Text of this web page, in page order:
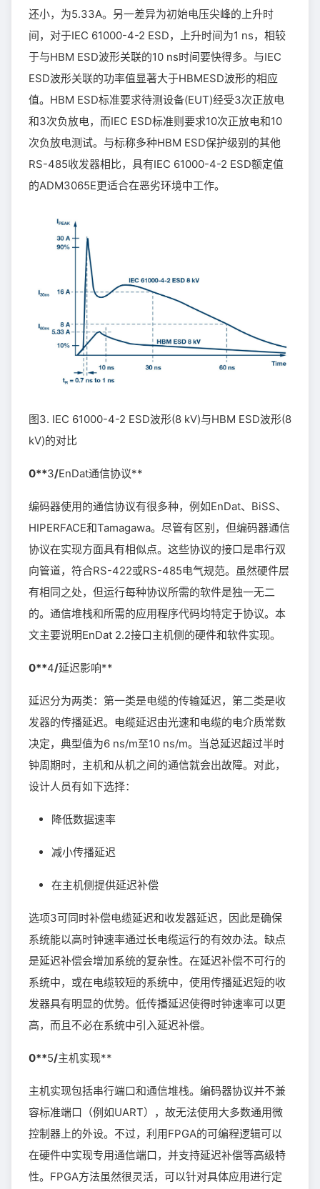
还小，为5.33A。另一差异为初始电压尖峰的上升时
间，对于IEC 61000-4-2 ESD，上升时间为1 ns，相较
于与HBM ESD波形关联的10 ns时间要快得多。与IEC
ESD波形关联的功率值显著大于HBMESD波形的相应
值。HBM ESD标准要求待测设备(EUT)经受3次正放电
和3次负放电，而IEC ESD标准则要求10次正放电和10
次负放电测试。与标称多种HBM ESD保护级别的其他
RS-485收发器相比，具有IEC 61000-4-2 ESD额定值
的ADM3065E更适合在恶劣环境中工作。
图3. IEC 61000-4-2 ESD波形(8 kV)与HBM ESD波形(8
kV)的对比
0**3/EnDat通信协议**
编码器使用的通信协议有很多种，例如EnDat、BiSS、
HIPERFACE和Tamagawa。尽管有区别，但编码器通信
协议在实现方面具有相似点。这些协议的接口是串行双
向管道，符合RS-422或RS-485电气规范。虽然硬件层
有相同之处，但运行每种协议所需的软件是独一无二
的。通信堆栈和所需的应用程序代码均特定于协议。本
文主要说明EnDat 2.2接口主机侧的硬件和软件实现。
0**4/延迟影响**
延迟分为两类：第一类是电缆的传输延迟，第二类是收
发器的传播延迟。电缆延迟由光速和电缆的电介质常数
决定，典型值为6 ns/m至10 ns/m。当总延迟超过半时
钟周期时，主机和从机之间的通信就会出故障。对此，
设计人员有如下选择：
降低数据速率
减小传播延迟
在主机侧提供延迟补偿
选项3可同时补偿电缆延迟和收发器延迟，因此是确保
系统能以高时钟速率通过长电缆运行的有效办法。缺点
是延迟补偿会增加系统的复杂性。在延迟补偿不可行的
系统中，或在电缆较短的系统中，使用传播延迟短的收
发器具有明显的优势。低传播延迟使得时钟速率可以更
高，而且不必在系统中引入延迟补偿。
0**5/主机实现**
主机实现包括串行端口和通信堆栈。编码器协议并不兼
容标准端口（例如UART），故无法使用大多数通用微
控制器上的外设。不过，利用FPGA的可编程逻辑可以
在硬件中实现专用通信端口，并支持延迟补偿等高级特
性。FPGA方法虽然很灵活，可以针对具体应用进行定